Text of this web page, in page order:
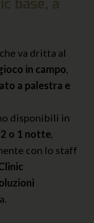
, che va dritta al
in campo
a palestra e
disponibili in
o 1 notte
con lo staff